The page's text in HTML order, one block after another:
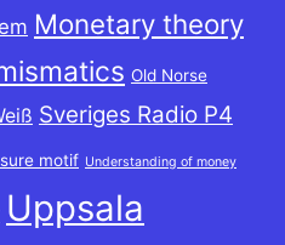
Monetary theory
Old Norse
Sveriges Radio P4
motif Understanding of money
Uppsala